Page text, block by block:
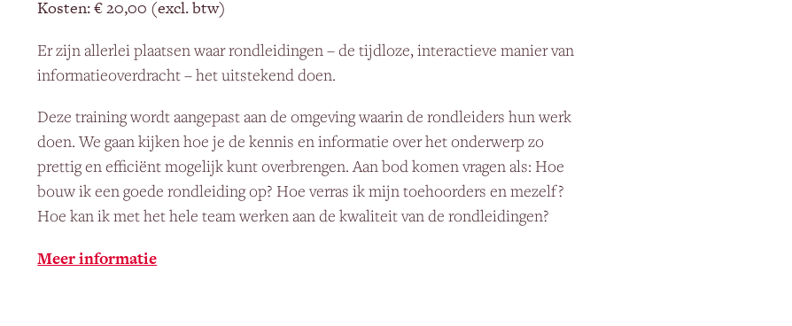
Kosten: € 20,00 (excl. btw)
Er zijn allerlei plaatsen waar rondleidingen – de tijdloze, interactieve manier van
informatieoverdracht – het uitstekend doen.
Deze training wordt aangepast aan de omgeving waarin de rondleiders hun werk
doen. We gaan kijken hoe je de kennis en informatie over het onderwerp zo
prettig en efficiënt mogelijk kunt overbrengen. Aan bod komen vragen als: Hoe
bouw ik een goede rondleiding op? Hoe verras ik mijn toehoorders en mezelf?
Hoe kan ik met het hele team werken aan de kwaliteit van de rondleidingen?
Meer informatie